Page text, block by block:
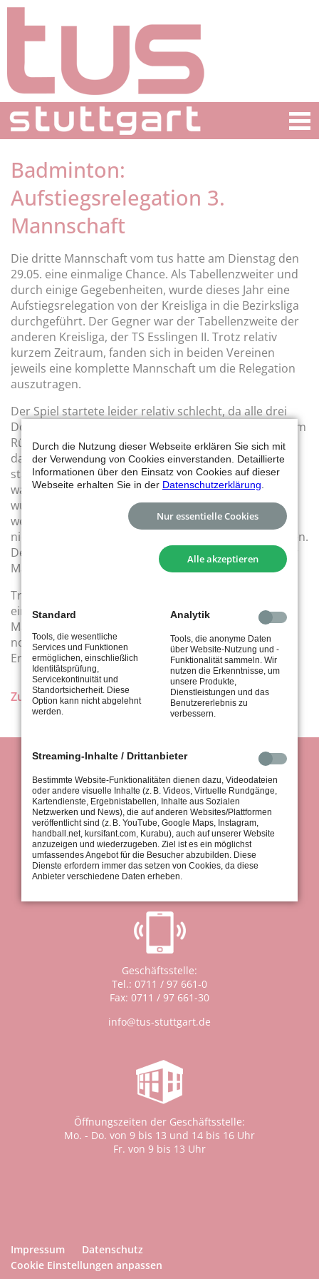
Badminton:
Aufstiegsrelegation 3.
Mannschaft
Die dritte Mannschaft vom tus hatte am Dienstag den
29.05. eine einmalige Chance. Als Tabellenzweiter und
durch einige Gegebenheiten, wurde dieses Jahr eine
Aufstiegsrelegation von der Kreisliga in die Bezirksliga
durchgeführt. Der Gegner war der Tabellenzweite der
anderen Kreisliga, der TS Esslingen II. Trotz relativ
kurzem Zeitraum, fanden sich in beiden Vereinen
jeweils eine komplette Mannschaft um die Relegation
auszutragen.
Der Spiel startete leider relativ schlecht, da alle drei
Doppel verloren gingen und man damit schon mit dem
Rücken zur Wand stand. In den Einzeln konnte man
dann aber Überzeugen. Nach vielen engen Einzelnen
stand es nur noch 3:4 für den TS Esslingen. Allerdings
war schon vor dem Mixed klar, dass es nicht reichen
würde. Da Esslingen einen Satz mehr hatte, selbst
wenn das Mixed gewonnen hätte. Da das Mixed aber
nicht gewonnen hat, ging das Spiel mit 5:3 an Esslingen.
Der Aufstieg wurde somit verpasst und man kann der
Mannschaft vom TS gratulieren.
Trotzdem war es eine spannenden Sache und hat
einige Zuschauer in die Halle geschoben. Die 3.
Mannschaft wird es nun in der kommenden Saison
nochmals Versuchen aufzusteigen, in dem sie einfach
Erster in der Tabelle wird.
Zurück
tus Stuttgart 1867 e.V.
Königsträßle 37
70597 Stuttgart
Geschäftsstelle:
Tel.: 0711 / 97 661-0
Fax: 0711 / 97 661-30
info@tus-stuttgart.de
Öffnungszeiten der Geschäftsstelle:
Mo. - Do. von 9 bis 13 und 14 bis 16 Uhr
Fr. von 9 bis 13 Uhr
Impressum
Datenschutz
Cookie Einstellungen anpassen
Durch die Nutzung dieser Webseite erklären Sie sich mit
der Verwendung von Cookies einverstanden. Detaillierte
Informationen über den Einsatz von Cookies auf dieser
Webseite erhalten Sie in der Datenschutzerklärung
Nur essentielle Cookies
Alle akzeptieren
Standard
Tools, die wesentliche
Services und Funktionen
ermöglichen, einschließlich
Identitätsprüfung,
Servicekontinuität und
Standortsicherheit. Diese
Option kann nicht abgelehnt
werden.
Analytik
Tools, die anonyme Daten
über Website-Nutzung und -
Funktionalität sammeln. Wir
nutzen die Erkenntnisse, um
unsere Produkte,
Dienstleistungen und das
Benutzererlebnis zu
verbessern.
Streaming-Inhalte / Drittanbieter
Bestimmte Website-Funktionalitäten dienen dazu, Videodateien
oder andere visuelle Inhalte (z. B. Videos, Virtuelle Rundgänge,
Kartendienste, Ergebnistabellen, Inhalte aus Sozialen
Netzwerken und News), die auf anderen Websites/Plattformen
veröffentlicht sind (z. B. YouTube, Google Maps, Instagram,
handball.net, kursifant.com, Kurabu), auch auf unserer Website
anzuzeigen und wiederzugeben. Ziel ist es ein möglichst
umfassendes Angebot für die Besucher abzubilden. Diese
Dienste erfordern immer das setzen von Cookies, da diese
Anbieter verschiedene Daten erheben.